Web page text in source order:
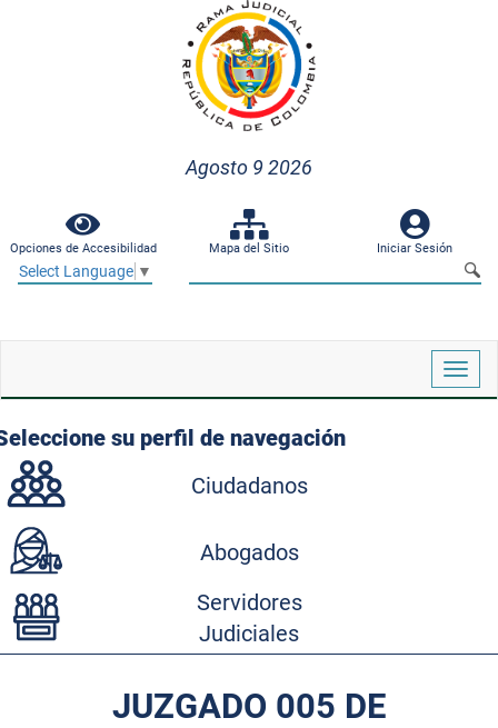
Agosto 9 2026
Opciones de Accesibilidad Mapa del Sitio Iniciar Sesión
Select Language ▼
su perfil de navegación
Ciudadanos
Abogados
Servidores
Judiciales
JUZGADO 005 DE